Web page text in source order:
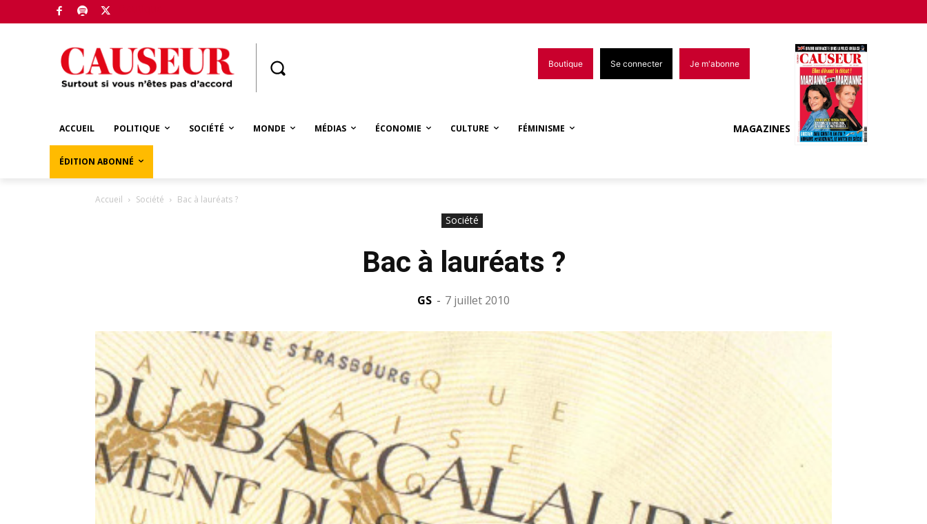
Boutique Se connecter Je m'abonne
ACCUEIL POLITIQUE SOCIÉTÉ MONDE MÉDIAS ÉCONOMIE CULTURE FÉMINISME
ÉDITION ABONNÉ
MAGAZINES
Accueil Société Bac à lauréats ?
Société
Bac à lauréats ?
GS - 7 juillet 2010